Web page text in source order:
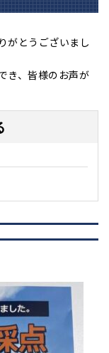
がとうございまし
き、皆様のお声が